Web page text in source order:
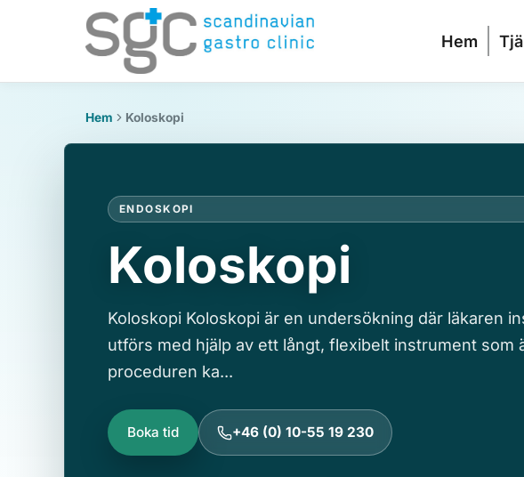
Hem
Hem Koloskopi
ENDOSKOPI
Koloskopi
Koloskopi Koloskopi är en undersökning där läkaren
utförs med hjälp av ett långt, flexibelt instrument som
proceduren ka...
Boka tid +46 (0) 10-55 19 230